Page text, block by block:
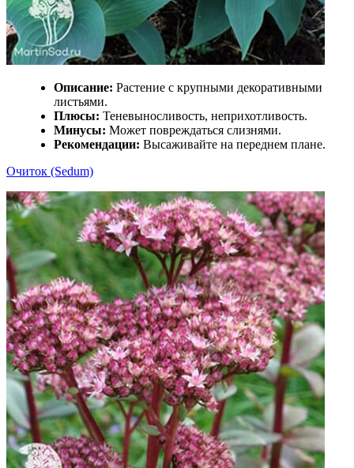
Описание: Растение с крупными декоративными
листьями.
Плюсы: Теневыносливость, неприхотливость.
Минусы: Может повреждаться слизнями.
Рекомендации: Высаживайте на переднем плане.
Очиток (Sedum)